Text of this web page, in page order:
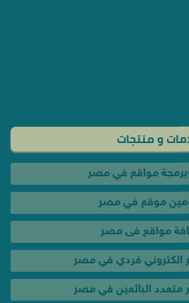
مواقع فى مصر
الكتروني فردي في مصر
البائعين في مصر
اعلانات مبوبة فى مصر
عقارات فى مصر
سيارات فى مصر